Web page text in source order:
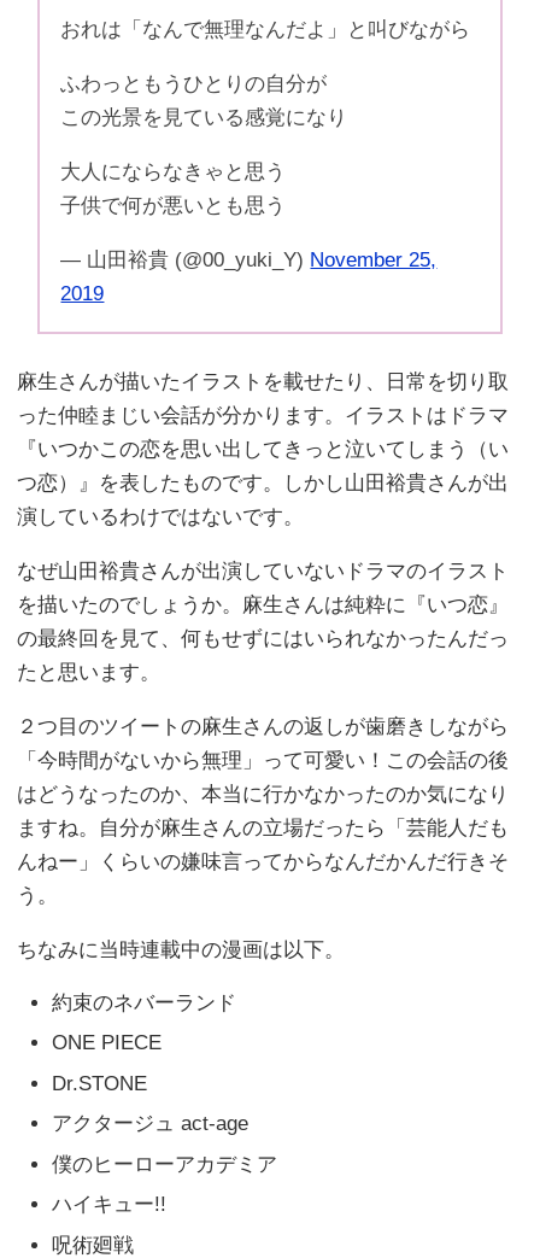
おれは「なんで無理なんだよ」と叫びながら
ふわっともうひとりの自分が
この光景を見ている感覚になり
大人にならなきゃと思う
子供で何が悪いとも思う
— 山田裕貴 (@00_yuki_Y) November 25,
2019
麻生さんが描いたイラストを載せたり、日常を切り取
った仲睦まじい会話が分かります。イラストはドラマ
『いつかこの恋を思い出してきっと泣いてしまう（い
つ恋）』を表したものです。しかし山田裕貴さんが出
演しているわけではないです。
なぜ山田裕貴さんが出演していないドラマのイラスト
を描いたのでしょうか。麻生さんは純粋に『いつ恋』
の最終回を見て、何もせずにはいられなかったんだっ
たと思います。
２つ目のツイートの麻生さんの返しが歯磨きしながら
「今時間がないから無理」って可愛い！この会話の後
はどうなったのか、本当に行かなかったのか気になり
ますね。自分が麻生さんの立場だったら「芸能人だも
んねー」くらいの嫌味言ってからなんだかんだ行きそ
う。
ちなみに当時連載中の漫画は以下。
約束のネバーランド
ONE PIECE
Dr.STONE
アクタージュ act-age
僕のヒーローアカデミア
ハイキュー!!
呪術廻戦